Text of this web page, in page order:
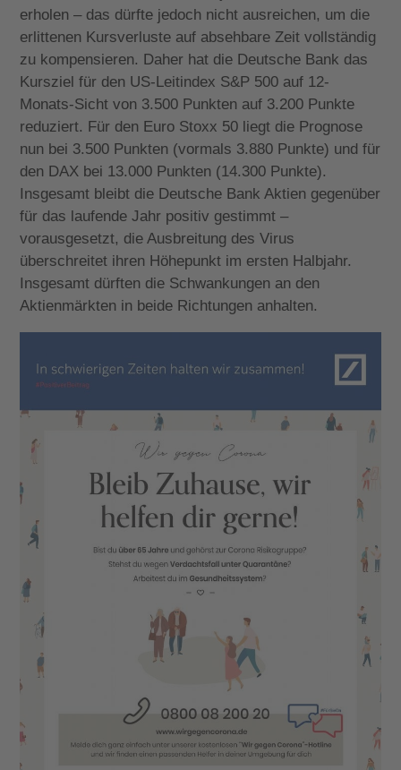
erholen – das dürfte jedoch nicht ausreichen, um die
erlittenen Kursverluste auf absehbare Zeit vollständig
zu kompensieren. Daher hat die Deutsche Bank das
Kursziel für den US-Leitindex S&P 500 auf 12-
Monats-Sicht von 3.500 Punkten auf 3.200 Punkte
reduziert. Für den Euro Stoxx 50 liegt die Prognose
nun bei 3.500 Punkten (vormals 3.880 Punkte) und für
den DAX bei 13.000 Punkten (14.300 Punkte).
Insgesamt bleibt die Deutsche Bank Aktien gegenüber
für das laufende Jahr positiv gestimmt –
vorausgesetzt, die Ausbreitung des Virus
überschreitet ihren Höhepunkt im ersten Halbjahr.
Insgesamt dürften die Schwankungen an den
Aktienmärkten in beide Richtungen anhalten.